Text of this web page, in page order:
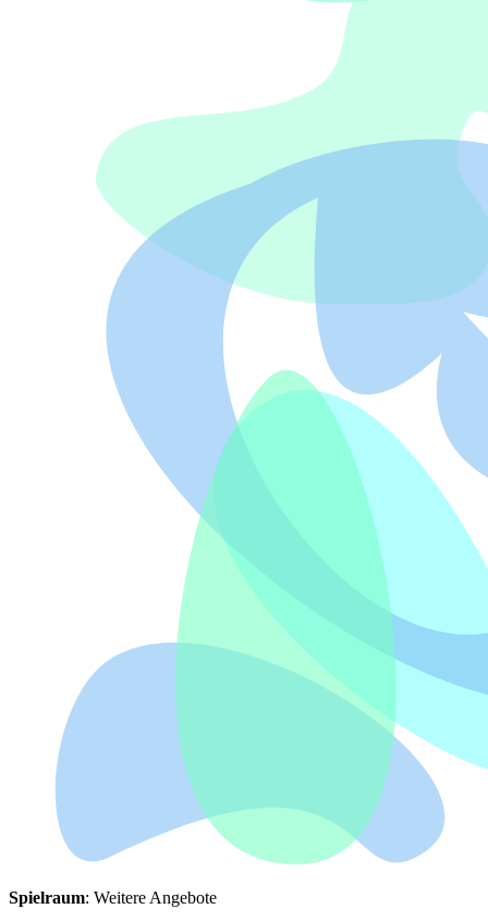
Spielraum: Weitere Angebote